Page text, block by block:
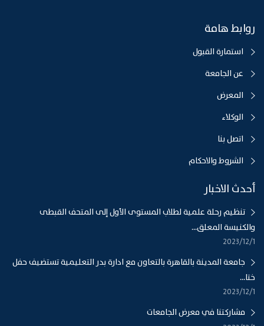
روابط هامة
استمارة القبول
عن الجامعة
المعرض
الوكلاء
اتصل بنا
الشروط والاحكام
أحدث الاخبار
تنظيم رحلة علمية لطلاب المستوى الأول إلى المتحف القبطى
والكنيسة المعلق...
1‏‏/12‏‏/2023
جامعة المدينة بالقاهرة بالتعاون مع ادارة بدر التعليمية تستضيف حفل
ختا...
1‏‏/12‏‏/2023
مشاركتنا في معرض الجامعات